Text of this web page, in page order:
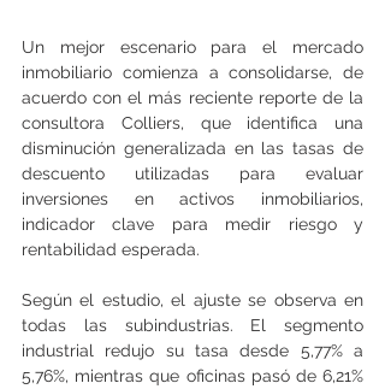
Un mejor escenario para el mercado
inmobiliario comienza a consolidarse, de
acuerdo con el más reciente reporte de la
consultora Colliers, que identifica una
disminución generalizada en las tasas de
descuento utilizadas para evaluar
inversiones en activos inmobiliarios,
indicador clave para medir riesgo y
rentabilidad esperada.
Según el estudio, el ajuste se observa en
todas las subindustrias. El segmento
industrial redujo su tasa desde 5,77% a
5,76%, mientras que oficinas pasó de 6,21%